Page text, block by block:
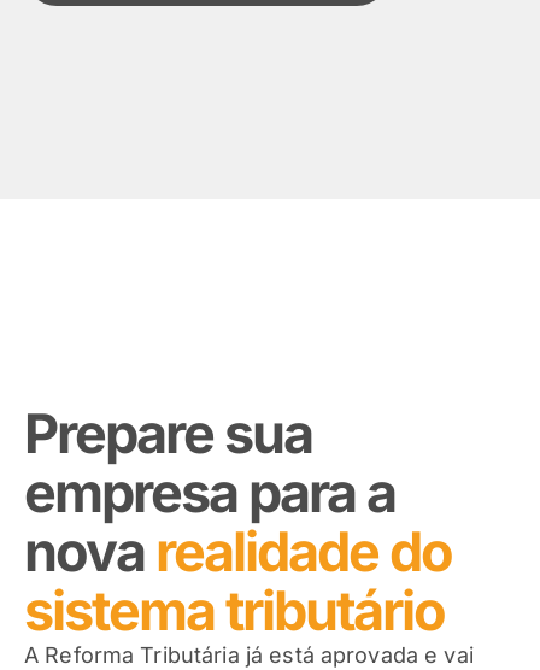
Prepare sua
empresa para a
nova realidade do
sistema tributário
A Reforma Tributária já está aprovada e vai